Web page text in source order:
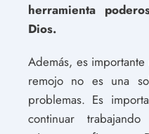
herramienta
Dios.
Además, es
remojo no es una
problemas. Es
continuar